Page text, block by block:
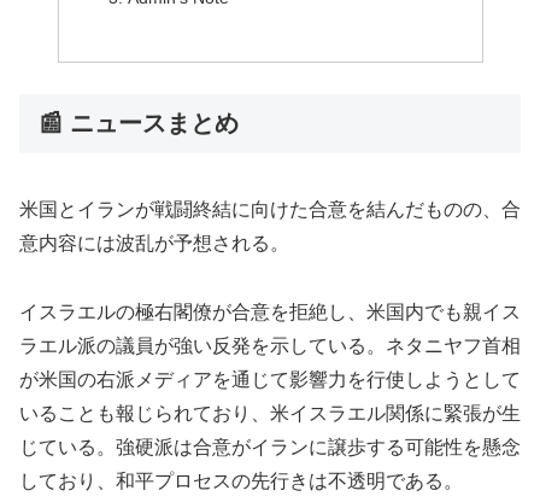
📰 ニュースまとめ
米国とイランが戦闘終結に向けた合意を結んだものの、合
意内容には波乱が予想される。
イスラエルの極右閣僚が合意を拒絶し、米国内でも親イス
ラエル派の議員が強い反発を示している。ネタニヤフ首相
が米国の右派メディアを通じて影響力を行使しようとして
いることも報じられており、米イスラエル関係に緊張が生
じている。強硬派は合意がイランに譲歩する可能性を懸念
しており、和平プロセスの先行きは不透明である。